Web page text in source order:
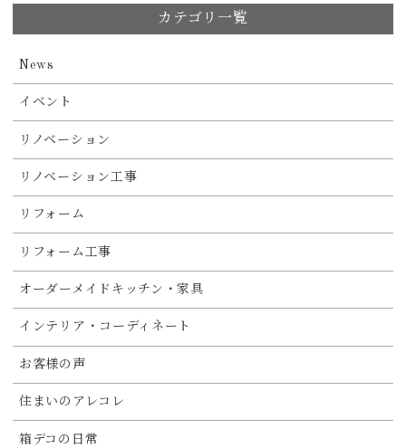
カテゴリ一覧
News
イベント
リノベーション
リノベーション工事
リフォーム
リフォーム工事
オーダーメイドキッチン・家具
インテリア・コーディネート
お客様の声
住まいのアレコレ
箱デコの日常